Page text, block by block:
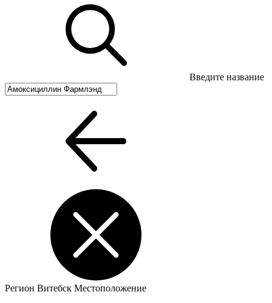
Введите название
Регион Витебск Местоположение